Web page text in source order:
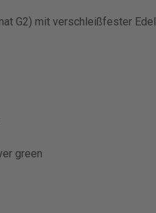
G2) mit verschleißfester
green